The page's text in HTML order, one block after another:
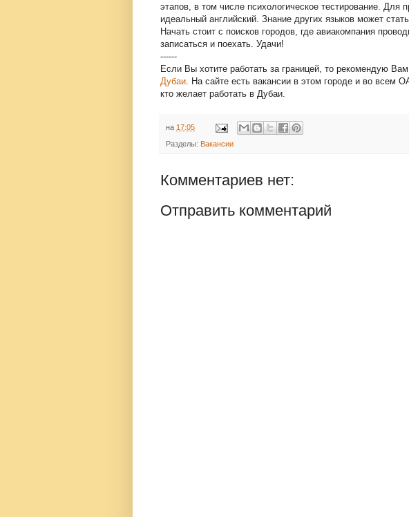
этапов, в том числе психологическое тестирование. Для
идеальный английский. Знание других языков может
Начать стоит с поисков городов, где авиакомпания
записаться и поехать. Удачи!
------
Если Вы хотите работать за границей, то рекомендую
Дубаи . На сайте есть вакансии в этом городе и во всем
кто желает работать в Дубаи.
на 17:05
Разделы: Вакансии
Комментариев нет:
Отправить комментарий